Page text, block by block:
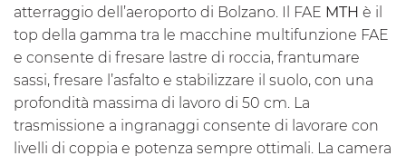
atterraggio dell’aeroporto di Bolzano. Il FAE MTH è il
top della gamma tra le macchine multifunzione FAE
e consente di fresare lastre di roccia, frantumare
sassi, fresare l’asfalto e stabilizzare il suolo, con una
profondità massima di lavoro di 50 cm. La
trasmissione a ingranaggi consente di lavorare con
livelli di coppia e potenza sempre ottimali. La camera